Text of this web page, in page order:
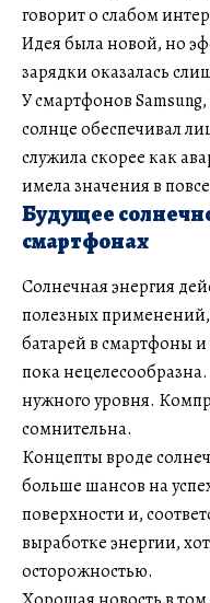
говорит о слабом
Идея была новой, но
зарядки оказалась
У смартфонов
солнце обеспечивал
служила скорее как
имела значения в
Будущее
смартфонах
Солнечная энергия
полезных
батарей в смартфоны
пока
нужного уровня.
сомнительна.
Концепты вроде
больше шансов на
поверхности и,
выработке энергии,
осторожностью.